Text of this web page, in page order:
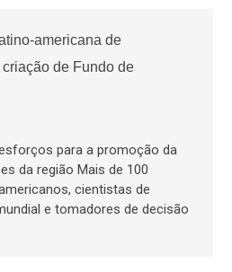
americana de
de Fundo de
para a promoção da
da região Mais de 100
cientistas de
e tomadores de decisão